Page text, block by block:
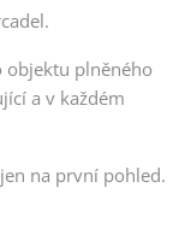
objektu plněného
a v každém
na první pohled.